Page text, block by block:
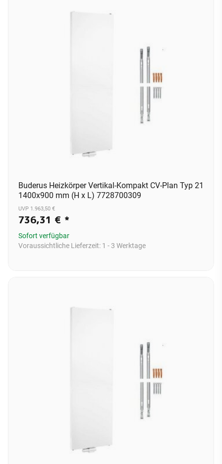
Buderus Heizkörper Vertikal-Kompakt CV-Plan Typ 21
1400x900 mm (H x L) 7728700309
UVP 1.963,50 €
736,31 € *
Sofort verfügbar
Voraussichtliche Lieferzeit: 1 - 3 Werktage